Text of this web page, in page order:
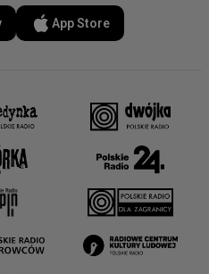
App Store